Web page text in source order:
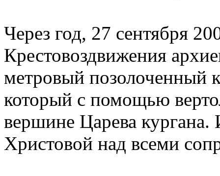
Через год, 27 сентября
Крестовоздвижения
метровый позолоченный
который с помощью
вершине Царева
Христовой над всеми